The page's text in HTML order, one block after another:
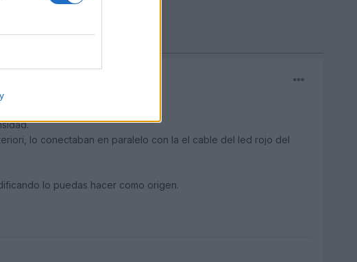
lo conectaban en paralelo con la el cable del led rojo del
lo puedas hacer como origen.